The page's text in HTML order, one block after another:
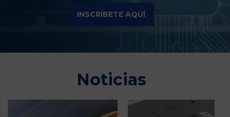
INSCRÍBETE AQUÍ
Noticias